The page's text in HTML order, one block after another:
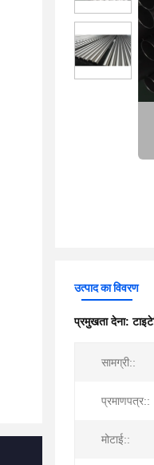
उत्पाद का विवरण
प्रमुखता देना:
सामग्री::
प्रमाणपत्र::
मोटाई::